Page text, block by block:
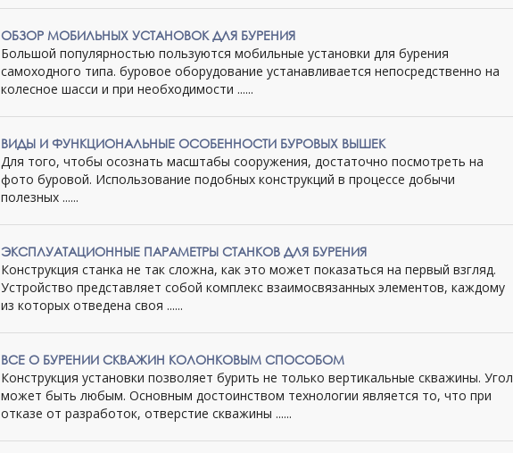
ОБЗОР МОБИЛЬНЫХ УСТАНОВОК ДЛЯ БУРЕНИЯ
Большой популярностью пользуются мобильные установки для бурения
самоходного типа. буровое оборудование устанавливается непосредственно на
колесное шасси и при необходимости ......
ВИДЫ И ФУНКЦИОНАЛЬНЫЕ ОСОБЕННОСТИ БУРОВЫХ ВЫШЕК
Для того, чтобы осознать масштабы сооружения, достаточно посмотреть на
фото буровой. Использование подобных конструкций в процессе добычи
полезных ......
ЭКСПЛУАТАЦИОННЫЕ ПАРАМЕТРЫ СТАНКОВ ДЛЯ БУРЕНИЯ
Конструкция станка не так сложна, как это может показаться на первый взгляд.
Устройство представляет собой комплекс взаимосвязанных элементов, каждому
из которых отведена своя ......
ВСЕ О БУРЕНИИ СКВАЖИН КОЛОНКОВЫМ СПОСОБОМ
Конструкция установки позволяет бурить не только вертикальные скважины. Угол
может быть любым. Основным достоинством технологии является то, что при
отказе от разработок, отверстие скважины ......